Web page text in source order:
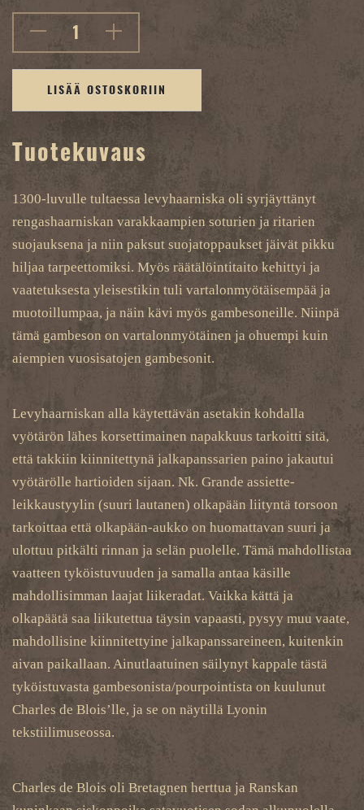
LISÄÄ OSTOSKORIIN
Tuotekuvaus
1300-luvulle tultaessa levyhaarniska oli syrjäyttänyt
rengashaarniskan varakkaampien soturien ja ritarien
suojauksena ja niin paksut suojatoppaukset jäivät pikku
hiljaa tarpeettomiksi. Myös räätälöintitaito kehittyi ja
vaatetuksesta yleisestikin tuli vartalonmyötäisempää ja
muotoillumpaa, ja näin kävi myös gambesoneille. Niinpä
tämä gambeson on vartalonmyötäinen ja ohuempi kuin
aiempien vuosisatojen gambesonit.
Levyhaarniskan alla käytettävän asetakin kohdalla
vyötärön lähes korsettimainen napakkuus tarkoitti sitä,
että takkiin kiinnitettynä jalkapanssarien paino jakautui
vyötärölle hartioiden sijaan. Nk. Grande assiette-
leikkaustyylin (suuri lautanen) olkapään liityntä torsoon
tarkoittaa että olkapään-aukko on huomattavan suuri ja
ulottuu pitkälti rinnan ja selän puolelle. Tämä mahdollistaa
vaatteen tyköistuvuuden ja samalla antaa käsille
mahdollisimman laajat liikeradat. Vaikka kättä ja
olkapäätä saa liikutettua täysin vapaasti, pysyy muu vaate,
mahdollisine kiinnitettyine jalkapanssareineen, kuitenkin
aivan paikallaan. Ainutlaatuinen säilynyt kappale tästä
tyköistuvasta gambesonista/pourpointista on kuulunut
Charles de Blois’lle, ja se on näytillä Lyonin
tekstiilimuseossa.
Charles de Blois oli Bretagnen herttua ja Ranskan